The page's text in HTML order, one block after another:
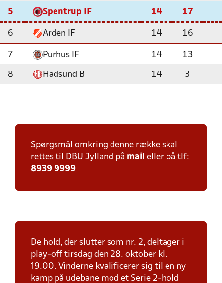
5 Spentrup IF 14 17
6 Arden IF 14 16
7 Purhus IF 14 13
8 Hadsund B 14 3
Spørgsmål omkring denne række skal
rettes til DBU Jylland på mail eller på tlf:
8939 9999
De hold, der slutter som nr. 2, deltager i
play-off tirsdag den 28. oktober kl.
19.00. Vinderne kvalificerer sig til en ny
kamp på udebane mod et Serie 2-hold